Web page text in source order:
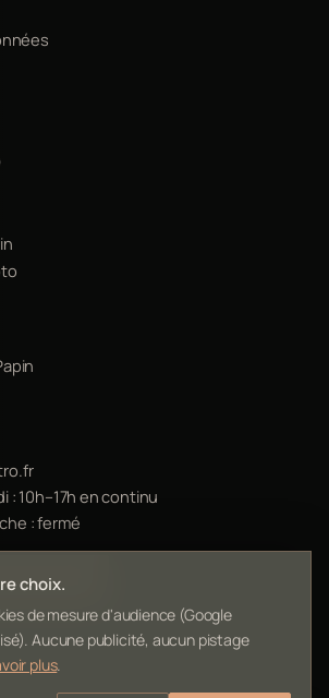
: 10h–17h en continu
: fermé
matériel
choix.
de mesure d'audience (Google
Aucune publicité, aucun pistage
plus.